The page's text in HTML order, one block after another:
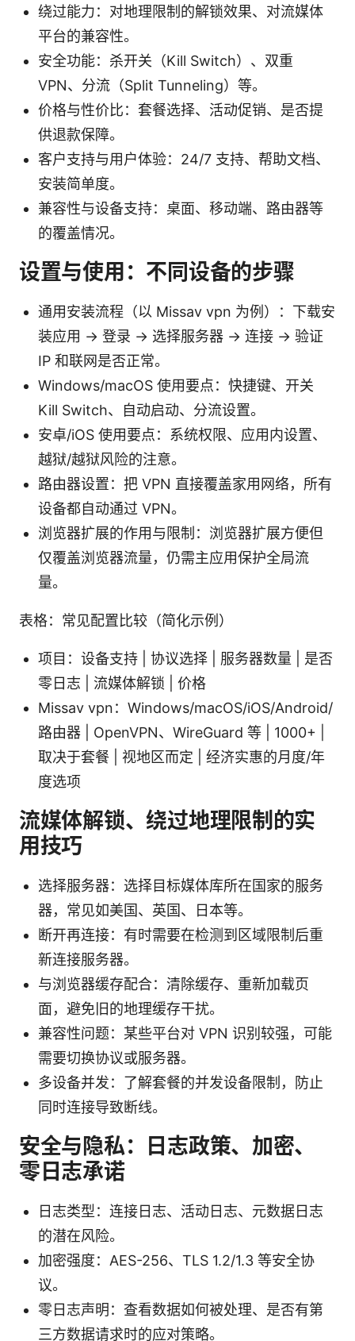
绕过能力：对地理限制的解锁效果、对流媒体
平台的兼容性。
安全功能：杀开关（Kill Switch）、双重
VPN、分流（Split Tunneling）等。
价格与性价比：套餐选择、活动促销、是否提
供退款保障。
客户支持与用户体验：24/7 支持、帮助文档、
安装简单度。
兼容性与设备支持：桌面、移动端、路由器等
的覆盖情况。
设置与使用：不同设备的步骤
通用安装流程（以 Missav vpn 为例）：下载安
装应用 → 登录 → 选择服务器 → 连接 → 验证
IP 和联网是否正常。
Windows/macOS 使用要点：快捷键、开关
Kill Switch、自动启动、分流设置。
安卓/iOS 使用要点：系统权限、应用内设置、
越狱/越狱风险的注意。
路由器设置：把 VPN 直接覆盖家用网络，所有
设备都自动通过 VPN。
浏览器扩展的作用与限制：浏览器扩展方便但
仅覆盖浏览器流量，仍需主应用保护全局流
量。
表格：常见配置比较（简化示例）
项目：设备支持 | 协议选择 | 服务器数量 | 是否
零日志 | 流媒体解锁 | 价格
Missav vpn：Windows/macOS/iOS/Android/
路由器 | OpenVPN、WireGuard 等 | 1000+ |
取决于套餐 | 视地区而定 | 经济实惠的月度/年
度选项
流媒体解锁、绕过地理限制的实
用技巧
选择服务器：选择目标媒体库所在国家的服务
器，常见如美国、英国、日本等。
断开再连接：有时需要在检测到区域限制后重
新连接服务器。
与浏览器缓存配合：清除缓存、重新加载页
面，避免旧的地理缓存干扰。
兼容性问题：某些平台对 VPN 识别较强，可能
需要切换协议或服务器。
多设备并发：了解套餐的并发设备限制，防止
同时连接导致断线。
安全与隐私：日志政策、加密、
零日志承诺
日志类型：连接日志、活动日志、元数据日志
的潜在风险。
加密强度：AES-256、TLS 1.2/1.3 等安全协
议。
零日志声明：查看数据如何被处理、是否有第
三方数据请求时的应对策略。